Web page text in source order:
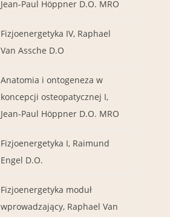
Jean-Paul Höppner D.O. MRO
Fizjoenergetyka IV, Raphael
Van Assche D.O
Anatomia i ontogeneza w
koncepcji osteopatycznej I,
Jean-Paul Höppner D.O. MRO
Fizjoenergetyka I, Raimund
Engel D.O.
Fizjoenergetyka moduł
wprowadzający, Raphael Van